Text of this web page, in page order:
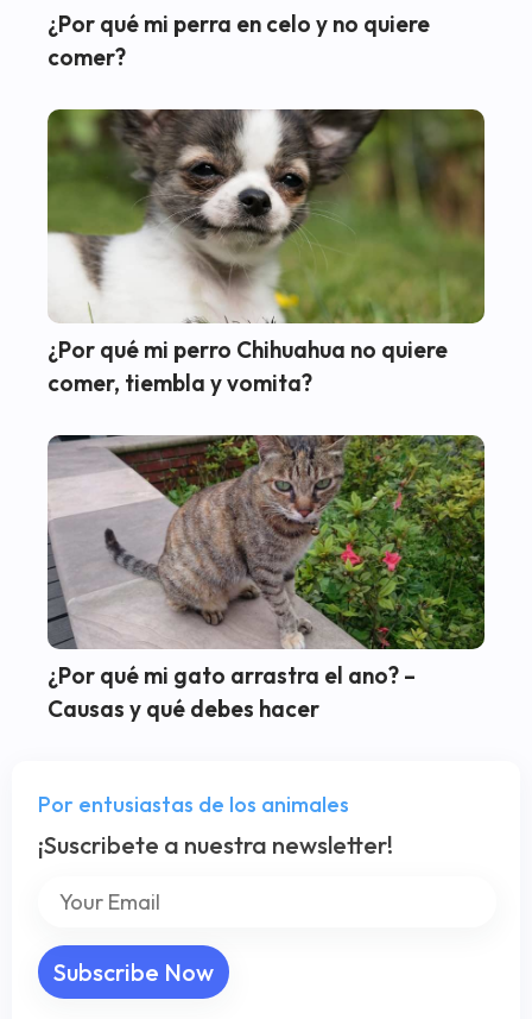
¿Por qué mi perra en celo y no quiere
comer?
¿Por qué mi perro Chihuahua no quiere
comer, tiembla y vomita?
¿Por qué mi gato arrastra el ano? –
Causas y qué debes hacer
Por entusiastas de los animales
¡Suscribete a nuestra newsletter!